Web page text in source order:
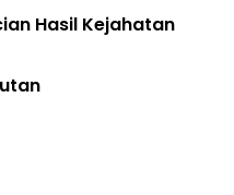
Hasil Kejahatan